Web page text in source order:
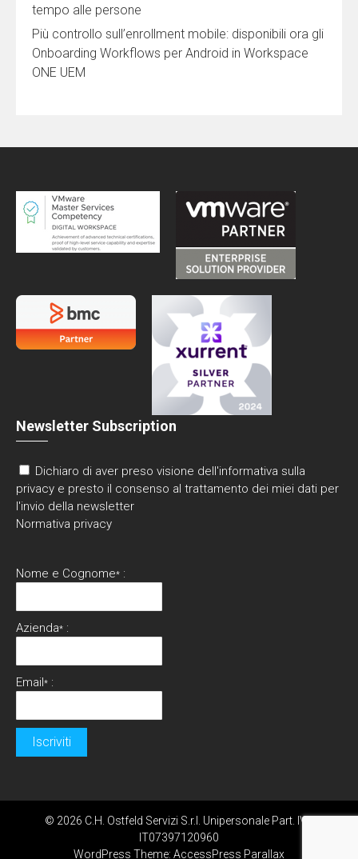
tempo alle persone
Più controllo sull’enrollment mobile: disponibili ora gli
Onboarding Workflows per Android in Workspace
ONE UEM
Newsletter Subscription
Dichiaro di aver preso visione dell'informativa sulla
privacy e presto il consenso al trattamento dei miei dati per
l'invio della newsletter
Normativa privacy
Nome e Cognome* :
Azienda* :
Email * :
© 2026 C.H. Ostfeld Servizi S.r.l. Unipersonale Part. IVA
IT07397120960
WordPress Theme: AccessPress Parallax